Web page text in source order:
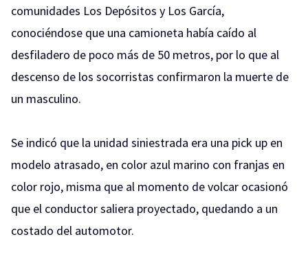
comunidades Los Depósitos y Los García,
conociéndose que una camioneta había caído al
desfiladero de poco más de 50 metros, por lo que al
descenso de los socorristas confirmaron la muerte de
un masculino.
Se indicó que la unidad siniestrada era una pick up en
modelo atrasado, en color azul marino con franjas en
color rojo, misma que al momento de volcar ocasionó
que el conductor saliera proyectado, quedando a un
costado del automotor.